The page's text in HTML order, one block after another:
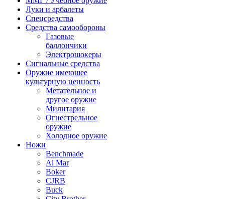
Луки и арбалеты
Спецсредства
Средства самообороны
Газовые
баллончики
Электрошокеры
Сигнальные средства
Оружие имеющее
культурную ценность
Метательное и
другое оружие
Милитария
Огнестрельное
оружие
Холодное оружие
Ножи
Benchmade
Al Mar
Boker
CJRB
Buck